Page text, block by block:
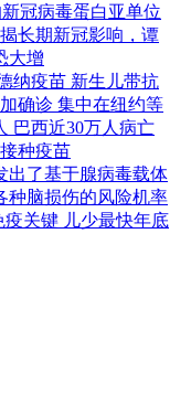
冠病毒蛋白亚单位
长期新冠影响，谭
大增
纳疫苗 新生儿带抗
确诊 集中在纽约等
巴西近30万人病亡
种疫苗
出了基于腺病毒载体
种脑损伤的风险机率
疫关键 儿少最快年底